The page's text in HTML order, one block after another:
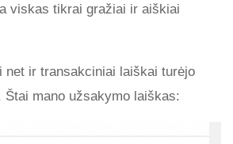
viskas tikrai gražiai ir aiškiai
net ir transakciniai laiškai turėjo
Štai mano užsakymo laiškas: